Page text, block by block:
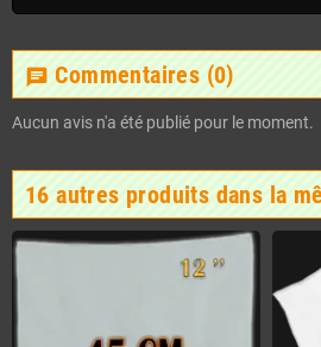
chat Commentaires (0)
Aucun avis n'a été publié pour le moment.
16 autres produits dans la